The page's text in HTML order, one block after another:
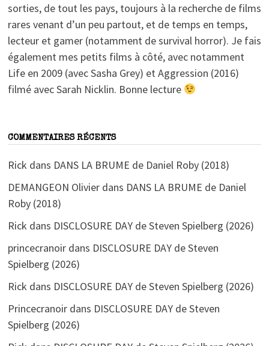
sorties, de tout les pays, toujours à la recherche de films
rares venant d’un peu partout, et de temps en temps,
lecteur et gamer (notamment de survival horror). Je fais
également mes petits films à côté, avec notamment
Life en 2009 (avec Sasha Grey) et Aggression (2016)
filmé avec Sarah Nicklin. Bonne lecture
COMMENTAIRES RÉCENTS
Rick dans DANS LA BRUME de Daniel Roby (2018)
DEMANGEON Olivierdans DANS LA BRUME de Daniel
Roby (2018)
Rick dans DISCLOSURE DAY de Steven Spielberg (2026)
princecranoirdans DISCLOSURE DAY de Steven
Spielberg (2026)
Rick dans DISCLOSURE DAY de Steven Spielberg (2026)
Princecranoirdans DISCLOSURE DAY de Steven
Spielberg (2026)